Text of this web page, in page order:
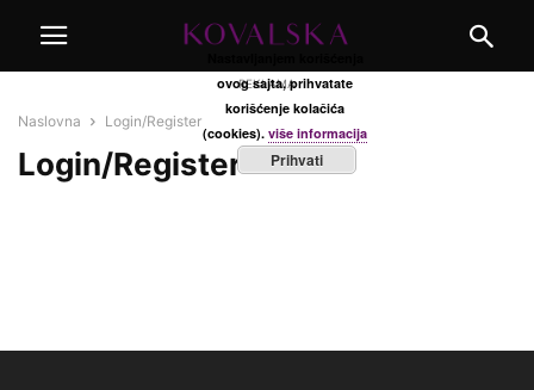
REKLAMA
Naslovna Login/Register
Login/Register
ovog sajta, prihvatate
korišćenje kolačića
(cookies). više informacija
Prihvati